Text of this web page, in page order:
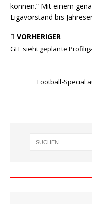
können.“ Mit einem
Ligavorstand bis
VORHERIGER
GFL sieht geplante
Football-Special